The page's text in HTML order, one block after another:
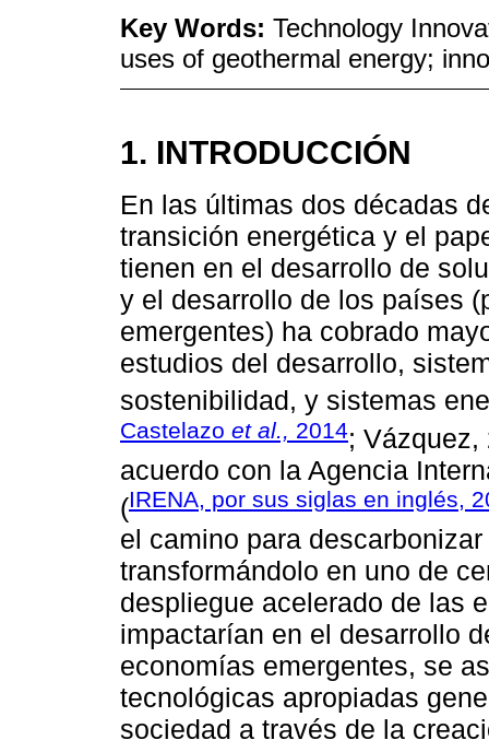
Key Words: Technology
uses of geothermal energy;
1. INTRODUCCIÓN
En las últimas dos décadas
transición energética y el
tienen en el desarrollo de
y el desarrollo de los países
emergentes) ha cobrado
estudios del desarrollo,
sostenibilidad, y sistemas
Castelazo et al., 2014;
acuerdo con la Agencia
(IRENA, por sus siglas en inglés,
el camino para
transformándolo en uno de
despliegue acelerado de las
impactarían en el desarrollo
economías emergentes, se
tecnológicas apropiadas
sociedad a través de la